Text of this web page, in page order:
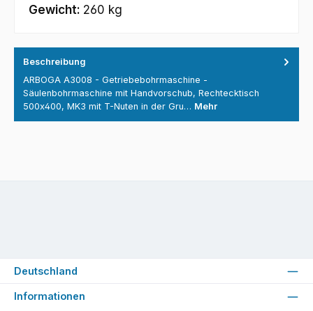
Gewicht: 260 kg
Beschreibung
ARBOGA A3008 - Getriebebohrmaschine -
Säulenbohrmaschine mit Handvorschub, Rechtecktisch
500x400, MK3 mit T-Nuten in der Gru… Mehr
Informationen
Deutschland